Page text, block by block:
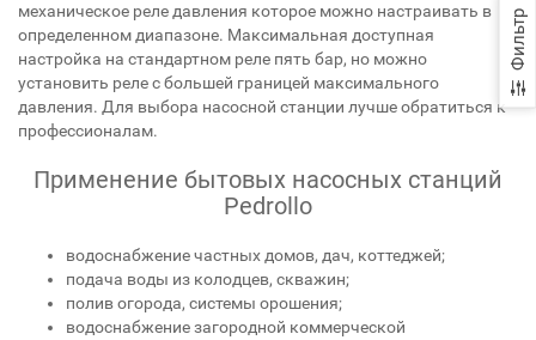
Фильтр
механическое реле давления которое можно настраивать в
определенном диапазоне. Максимальная доступная
настройка на стандартном реле пять бар, но можно
установить реле с большей границей максимального
давления. Для выбора насосной станции лучше обратиться к
профессионалам.
Применение бытовых насосных станций
Pedrollo
водоснабжение частных домов, дач, коттеджей;
подача воды из колодцев, скважин;
полив огорода, системы орошения;
водоснабжение загородной коммерческой